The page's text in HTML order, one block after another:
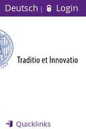
Deutsch Login
Quicklinks